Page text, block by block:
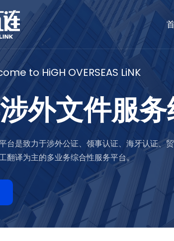
to HiGH OVERSEAS LiNK
外文件服
台是致力于涉外公证、领事认证、海牙认证、
翻译为主的多业务综合性服务平台。